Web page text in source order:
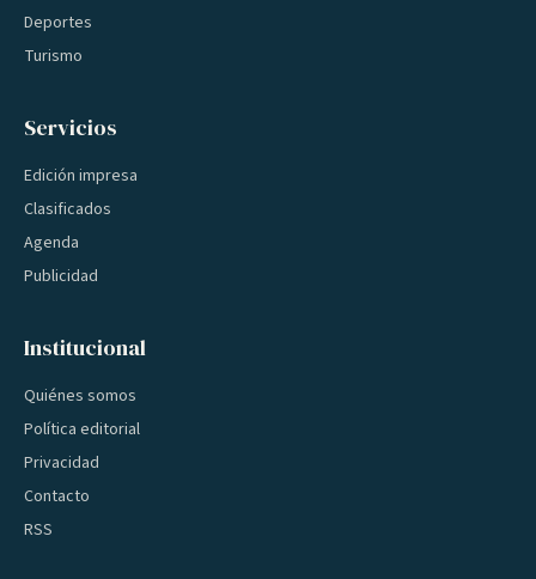
Deportes
Turismo
Servicios
Edición impresa
Clasificados
Agenda
Publicidad
Institucional
Quiénes somos
Política editorial
Privacidad
Contacto
RSS